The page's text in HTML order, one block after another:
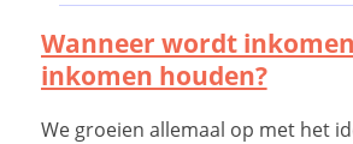
Wanneer wordt
inkomen houden?
​We groeien allemaal op met het